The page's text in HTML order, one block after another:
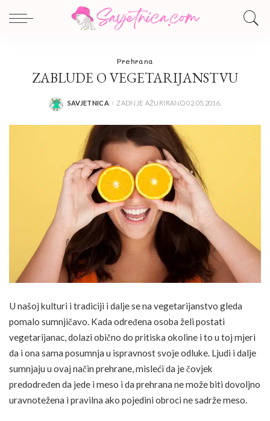
Prehrana
ZABLUDE O VEGETARIJANSTVU
POSTED
SAVJETNICA ZADNJE AŽURIRANO 02.05.2016.
U našoj kulturi i tradiciji i dalje se na vegetarijanstvo gleda
pomalo sumnjičavo. Kada određena osoba želi postati
vegetarijanac, dolazi obično do pritiska okoline i to u toj mjeri
da i ona sama posumnja u ispravnost svoje odluke. Ljudi i dalje
sumnjaju u ovaj način prehrane, misleći da je čovjek
predodređen da jede i meso i da prehrana ne može biti dovoljno
uravnotežena i pravilna ako pojedini obroci ne sadrže meso.